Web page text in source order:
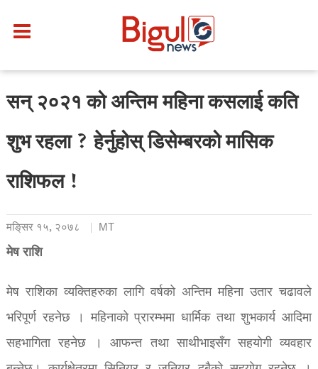
सन् २०२१ को अन्तिम महिना कसलाई कति
शुभ रहला ? हेर्नुहोस् डिसेम्बरको मासिक
राशिफल !
मङि्सर १५, २०७८ MT
मेष राशि
मेष राशिका व्यक्तिहरुका लागि वर्षको अन्तिम महिना उतार चढावले
भरिपूर्ण रहनेछ । महिनाको प्रारम्भमा धार्मिक तथा शुभकार्य आदिमा
सहभागिता रहनेछ । आफन्त तथा साथीभाइसँग सहयोगी व्यवहार